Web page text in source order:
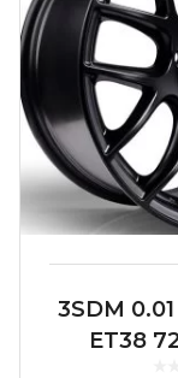
3SDM
ET38